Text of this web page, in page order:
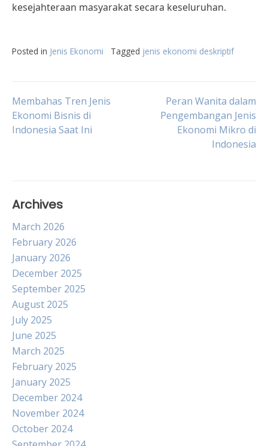
kesejahteraan masyarakat secara keseluruhan.
Posted in Jenis Ekonomi Tagged jenis ekonomi deskriptif
Post
navigation
Membahas Tren Jenis
Ekonomi Bisnis di
Indonesia Saat Ini
Peran Wanita dalam
Pengembangan Jenis
Ekonomi Mikro di
Indonesia
Archives
March 2026
February 2026
January 2026
December 2025
September 2025
August 2025
July 2025
June 2025
March 2025
February 2025
January 2025
December 2024
November 2024
October 2024